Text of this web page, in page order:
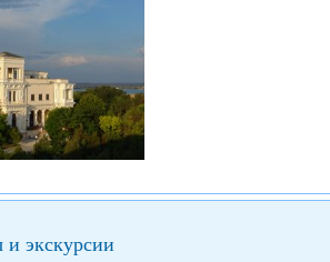
и экскурсии